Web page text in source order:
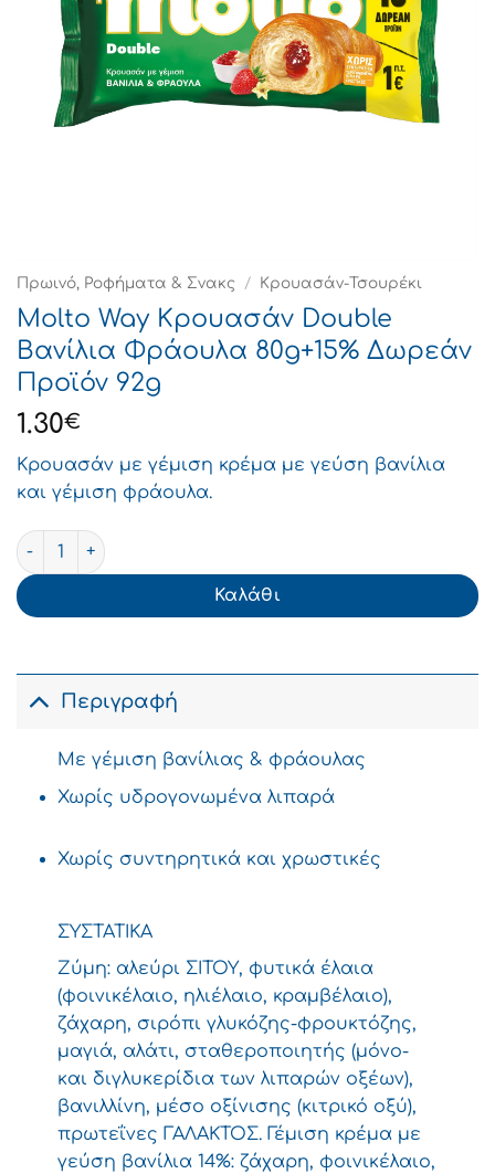
Πρωινό, Ροφήματα & Σνακς / Κρουασάν-Τσουρέκι
Molto Way Κρουασάν Double
Βανίλια Φράουλα 80g+15% Δωρεάν
Προϊόν 92g
1.30€
Κρουασάν µε γέµιση κρέµα µε γεύση βανίλια
και γέµιση φράουλα.
Molto Way Κρουασάν Double Βανίλια Φράουλα
Καλάθι
Περιγραφή
Με γέμιση βανίλιας & φράουλας
Χωρίς υδρογονωμένα λιπαρά
Χωρίς συντηρητικά και χρωστικές
ΣΥΣΤΑΤΙΚΑ
Ζύµη: αλεύρι ΣΙΤΟΥ, φυτικά έλαια
(φοινικέλαιο, ηλιέλαιο, κραµβέλαιο),
ζάχαρη, σιρόπι γλυκόζης-φρουκτόζης,
µαγιά, αλάτι, σταθεροποιητής (µόνο-
και διγλυκερίδια των λιπαρών οξέων),
βανιλλίνη, µέσο οξίνισης (κιτρικό οξύ),
πρωτεΐνες ΓΑΛΑΚΤΟΣ. Γέµιση κρέµα µε
γεύση βανίλια 14%: ζάχαρη, φοινικέλαιο,